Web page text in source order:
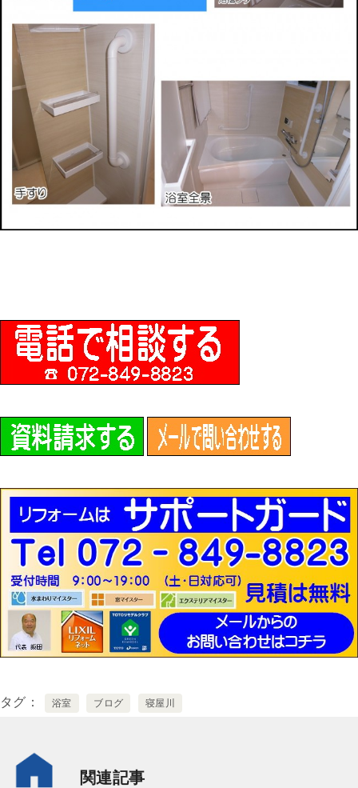
タグ 浴室 ブログ 寝屋川
関連記事